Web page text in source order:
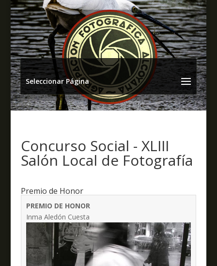
Seleccionar Página
Concurso Social - XLIII
Salón Local de Fotografía
Premio de Honor
PREMIO DE HONOR
Inma Aledón Cuesta